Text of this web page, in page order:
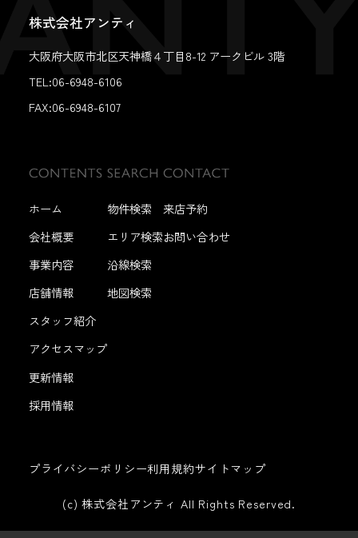
株式会社アンティ
大阪府大阪市北区天神橋４丁目8-12 アークビル 3階
TEL:06-6948-6106
FAX:06-6948-6107
ホーム
会社概要
事業内容
店舗情報
スタッフ紹介
アクセスマップ
更新情報
採用情報
物件検索
エリア検索
沿線検索
地図検索
来店予約
お問い合わせ
プライバシーポリシー利用規約サイトマップ
(c) 株式会社アンティ All Rights Reserved.